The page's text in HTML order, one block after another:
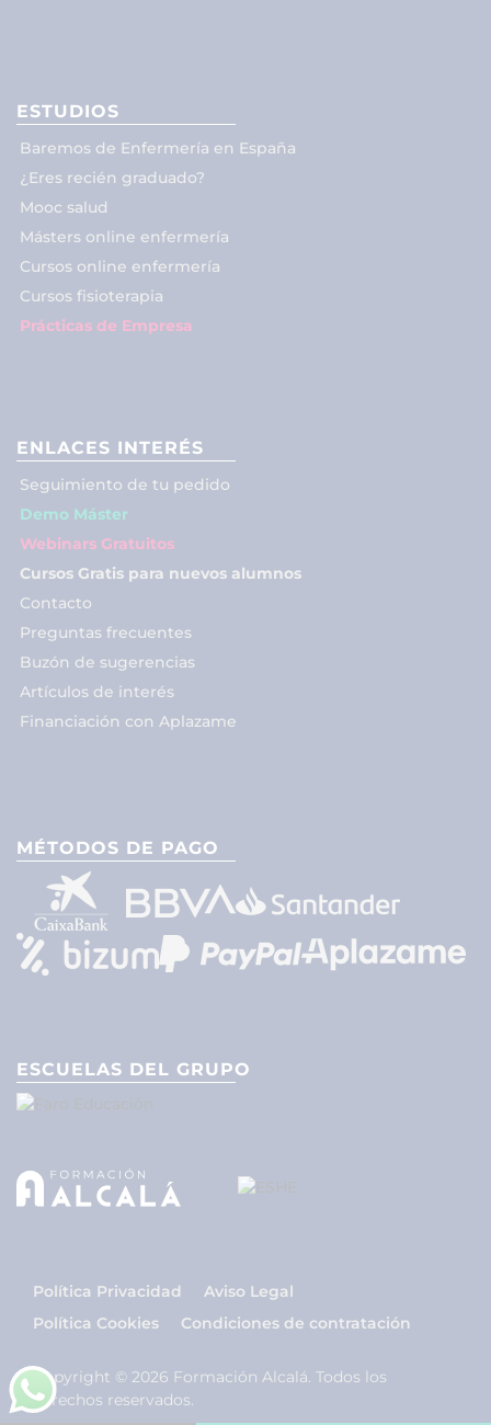
ESTUDIOS
Baremos de Enfermería en España
¿Eres recién graduado?
Mooc salud
Másters online enfermería
Cursos online enfermería
Cursos fisioterapia
Prácticas de Empresa
ENLACES INTERÉS
Seguimiento de tu pedido
Demo Máster
Webinars Gratuitos
Cursos Gratis para nuevos alumnos
Contacto
Preguntas frecuentes
Buzón de sugerencias
Artículos de interés
Financiación con Aplazame
MÉTODOS DE PAGO
ESCUELAS DEL GRUPO
Política Privacidad
Aviso Legal
Política Cookies
Condiciones de contratación
Copyright © 2026 Formación Alcalá. Todos los
derechos reservados.